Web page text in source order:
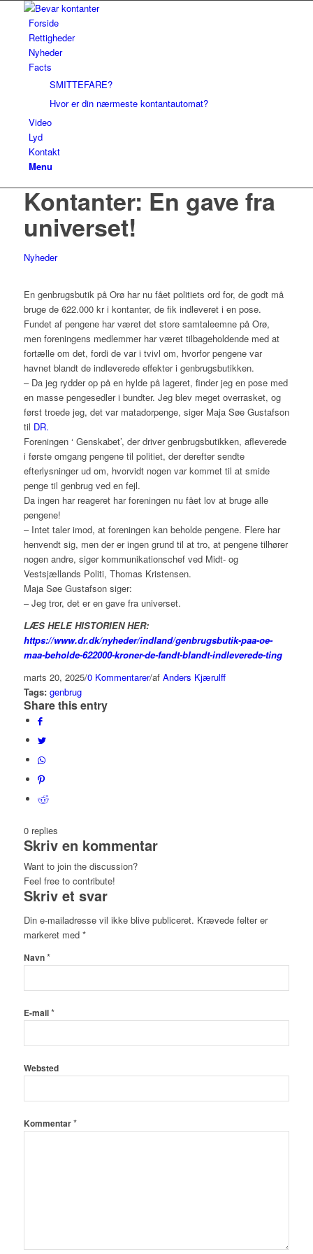
Forside
Rettigheder
Nyheder
Facts
SMITTEFARE?
Hvor er din nærmeste kontantautomat?
Video
Lyd
Kontakt
Menu
Kontanter: En gave fra
universet!
Nyheder
En genbrugsbutik på Orø har nu fået politiets ord for, de godt må
bruge de 622.000 kr i kontanter, de fik indleveret i en pose.
Fundet af pengene har været det store samtaleemne på Orø,
men foreningens medlemmer har været tilbageholdende med at
fortælle om det, fordi de var i tvivl om, hvorfor pengene var
havnet blandt de indleverede effekter i genbrugsbutikken.
– Da jeg rydder op på en hylde på lageret, finder jeg en pose med
en masse pengesedler i bundter. Jeg blev meget overrasket, og
først troede jeg, det var matadorpenge, siger Maja Søe Gustafson
til DR.
Foreningen ‘ Genskabet’, der driver genbrugsbutikken, afleverede
i første omgang pengene til politiet, der derefter sendte
efterlysninger ud om, hvorvidt nogen var kommet til at smide
penge til genbrug ved en fejl.
Da ingen har reageret har foreningen nu fået lov at bruge alle
pengene!
– Intet taler imod, at foreningen kan beholde pengene. Flere har
henvendt sig, men der er ingen grund til at tro, at pengene tilhører
nogen andre, siger kommunikationschef ved Midt- og
Vestsjællands Politi, Thomas Kristensen.
Maja Søe Gustafson siger:
– Jeg tror, det er en gave fra universet.
LÆS HELE HISTORIEN HER:
https://www.dr.dk/nyheder/indland/genbrugsbutik-paa-oe-
maa-beholde-622000-kroner-de-fandt-blandt-indleverede-ting
marts 20, 2025/0 Kommentarer/af Anders Kjærulff
Tags: genbrug
Share this entry
0 replies
Skriv en kommentar
Want to join the discussion?
Feel free to contribute!
Skriv et svar
Din e-mailadresse vil ikke blive publiceret. Krævede felter er
markeret med *
Navn*
E-mail*
Websted
Kommentar*